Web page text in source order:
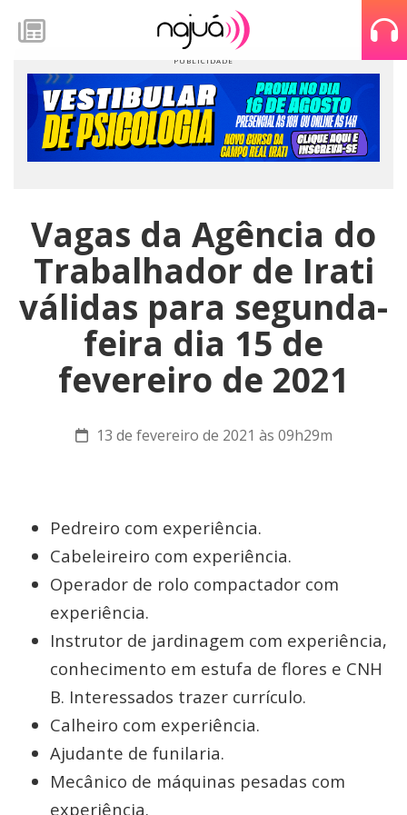
Vagas da Agência do
Trabalhador de Irati
válidas para segunda-
feira dia 15 de
fevereiro de 2021
13 de fevereiro de 2021 às 09h29m
Pedreiro com experiência.
Cabeleireiro com experiência.
Operador de rolo compactador com
experiência.
Instrutor de jardinagem com experiência,
conhecimento em estufa de flores e CNH
B. Interessados trazer currículo.
Calheiro com experiência.
Ajudante de funilaria.
Mecânico de máquinas pesadas com
experiência.